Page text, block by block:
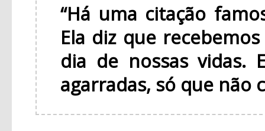
“Há uma citação
Ela diz que
dia de nossas vidas.
agarradas, só que não